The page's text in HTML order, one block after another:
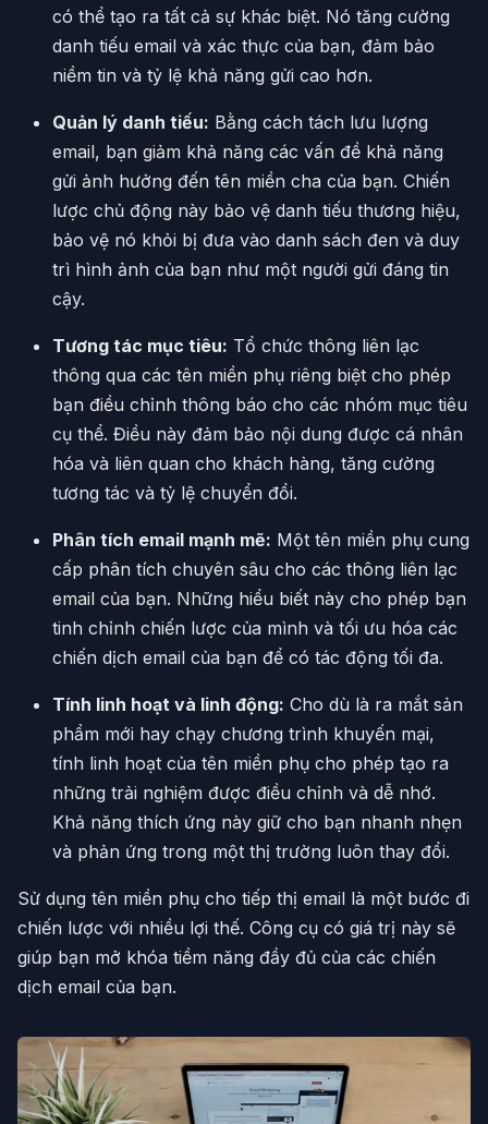
có thể tạo ra tất cả sự khác biệt. Nó tăng cường
danh tiếu email và xác thực của bạn, đảm bảo
niềm tin và tỷ lệ khả năng gửi cao hơn.
Quản lý danh tiếu: Bằng cách tách lưu lượng
email, bạn giảm khả năng các vấn đề khả năng
gửi ảnh hưởng đến tên miền cha của bạn. Chiến
lược chủ động này bảo vệ danh tiếu thương hiệu,
bảo vệ nó khỏi bị đưa vào danh sách đen và duy
trì hình ảnh của bạn như một người gửi đáng tin
cậy.
Tương tác mục tiêu: Tổ chức thông liên lạc
thông qua các tên miền phụ riêng biệt cho phép
bạn điều chỉnh thông báo cho các nhóm mục tiêu
cụ thể. Điều này đảm bảo nội dung được cá nhân
hóa và liên quan cho khách hàng, tăng cường
tương tác và tỷ lệ chuyển đổi.
Phân tích email mạnh mẽ: Một tên miền phụ cung
cấp phân tích chuyên sâu cho các thông liên lạc
email của bạn. Những hiểu biết này cho phép bạn
tinh chỉnh chiến lược của mình và tối ưu hóa các
chiến dịch email của bạn để có tác động tối đa.
Tính linh hoạt và linh động: Cho dù là ra mắt sản
phẩm mới hay chạy chương trình khuyến mại,
tính linh hoạt của tên miền phụ cho phép tạo ra
những trải nghiệm được điều chỉnh và dễ nhớ.
Khả năng thích ứng này giữ cho bạn nhanh nhẹn
và phản ứng trong một thị trường luôn thay đổi.
Sử dụng tên miền phụ cho tiếp thị email là một bước đi
chiến lược với nhiều lợi thế. Công cụ có giá trị này sẽ
giúp bạn mở khóa tiềm năng đầy đủ của các chiến
dịch email của bạn.